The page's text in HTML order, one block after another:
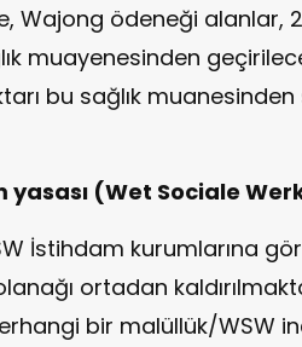
Wajong ödeneği alanlar,
muayenesinden
bu sağlık
yasası (Wet Sociale
İstihdam kurumlarına
ortadan
bir malüllük/WSW